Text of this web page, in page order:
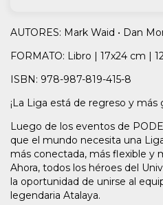
AUTORES: Mark Waid • Dan
FORMATO: Libro | 17x24 cm |
ISBN: 978-987-819-415-8
¡La Liga está de regreso y más
Luego de los eventos de
que el mundo necesita una
más conectada, más flexible y
Ahora, todos los héroes del
la oportunidad de unirse al
legendaria Atalaya.